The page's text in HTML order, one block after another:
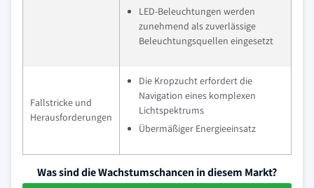
LED-Beleuchtungen werden
zunehmend als zuverlässige
Beleuchtungsquellen eingesetzt
Fallstricke und
Herausforderungen
Die Kropzucht erfordert die
Navigation eines komplexen
Lichtspektrums
Übermäßiger Energieeinsatz
Was sind die Wachstumschancen in diesem Markt?